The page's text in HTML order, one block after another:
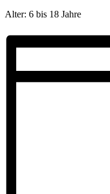
Alter: 6 bis 18 Jahre